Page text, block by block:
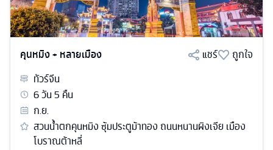
คุนหมิง + หลายเมือง แชร์
ถูกใจ
ทัวร์จีน
6วัน5 คืน
ก.ย.
สวนน้ำตกคุนหมิง ซุ้มประตูม้าทอง ถนนหนานผิงเจีย เมือง
โบราณต้าหลี่